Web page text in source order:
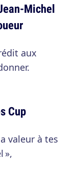
Michel
aux
Cup
valeur à tes
»,